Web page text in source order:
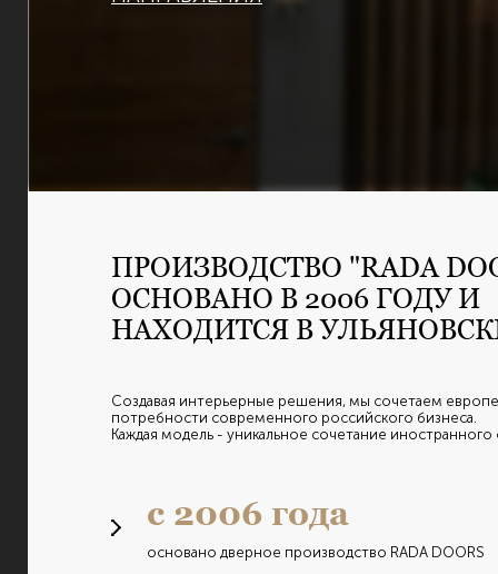
ПРОИЗВОДСТВО "RADA
ОСНОВАНО В 2006 ГОДУ И
НАХОДИТСЯ В
Создавая интерьерные решения, мы сочетаем
потребности современного российского бизнеса.
Каждая модель - уникальное сочетание иностранного
с 2006 года
основано дверное производство RADA DOORS